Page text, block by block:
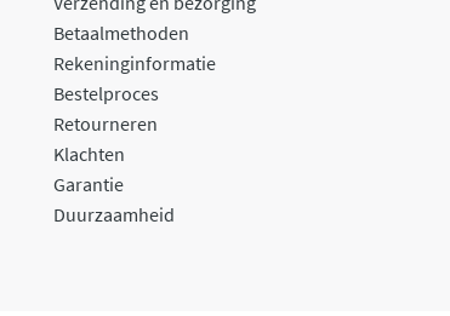
Betaalmethoden
Rekeninginformatie
Bestelproces
Retourneren
Klachten
Garantie
Duurzaamheid